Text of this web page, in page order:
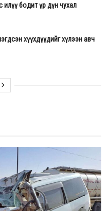
илүү бодит үр дүн чухал
хүүхдүүдийг хүлээн авч